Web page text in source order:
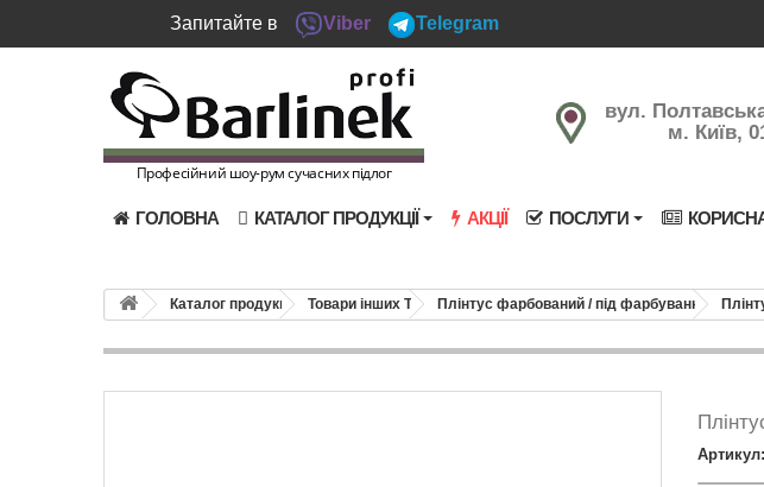
Запитайте в Viber Telegram
Професійний шоу-рум сучасних підлог
вул.
м. Київ,
ГОЛОВНА КАТАЛОГ ПРОДУКЦІЇ АКЦІЇ ПОСЛУГИ
Каталог продукції Товари інших ТМ Плінтус фарбований / під фарбування